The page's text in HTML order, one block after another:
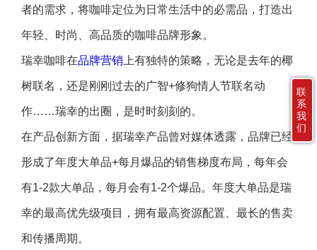
者的需求，将咖啡定位为日常生活中的必需品，打造出
年轻、时尚、高品质的咖啡品牌形象。
瑞幸咖啡在品牌营销 上有独特的策略，无论是去年的椰
树联名，还是刚刚过去的广智+修狗情人节联名动
作……瑞幸的出圈，是时时刻刻的。
在产品创新方面，据瑞幸产品曾对媒体透露，品牌已经
形成了年度大单品+每月爆品的销售梯度布局，每年会
有1-2款大单品，每月会有1-2个爆品。年度大单品是瑞
幸的最高优先级项目，拥有最高资源配置、最长的售卖
和传播周期。
联
系
我
们